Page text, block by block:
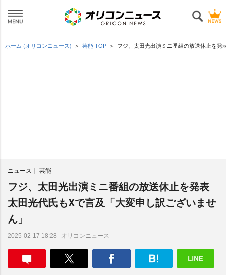
ホーム (オリコンニュース) 芸能 TOP フジ、太田光出演ミニ番組の放送休止を
ニュース 芸能
フジ、太田光出演ミニ番組の放送休止を発表
太田光代氏もXで言及「大変申し訳ございませ
ん」
2025-02-17 18:28 オリコンニュース